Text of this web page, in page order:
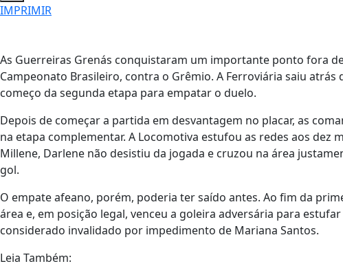
IMPRIMIR
As Guerreiras Grenás conquistaram um importante ponto fora
Campeonato Brasileiro, contra o Grêmio. A Ferroviária saiu
começo da segunda etapa para empatar o duelo.
Depois de começar a partida em desvantagem no placar, as
na etapa complementar. A Locomotiva estufou as redes aos
Millene, Darlene não desistiu da jogada e cruzou na área
gol.
O empate afeano, porém, poderia ter saído antes. Ao fim da
área e, em posição legal, venceu a goleira adversária para
considerado invalidado por impedimento de Mariana Santos.
Leia Também: